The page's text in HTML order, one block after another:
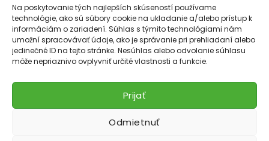
Na poskytovanie tých najlepších skúseností používame
technológie, ako sú súbory cookie na ukladanie a/alebo prístup k
informáciám o zariadení. Súhlas s týmito technológiami nám
umožní spracovávať údaje, ako je správanie pri prehliadaní alebo
jedinečné ID na tejto stránke. Nesúhlas alebo odvolanie súhlasu
môže nepriaznivo ovplyvniť určité vlastnosti a funkcie.
Prijať
Odmietnuť
+421918 530 888
Cookies